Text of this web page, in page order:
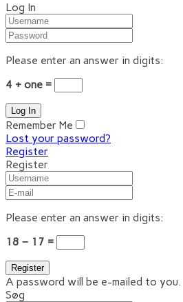
Log In
Please enter an answer in digits:
4 + one =
Remember Me
Lost your password?
Register
Register
Please enter an answer in digits:
18 − 17 =
A password will be e-mailed to you.
Søg